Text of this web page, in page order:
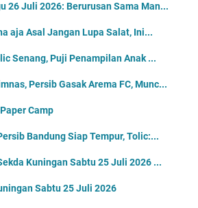
26 Juli 2026: Berurusan Sama Man...
aja Asal Jangan Lupa Salat, Ini...
Senang, Puji Penampilan Anak ...
Persib Gasak Arema FC, Munc...
Camp
Bandung Siap Tempur, Tolic:...
Kuningan Sabtu 25 Juli 2026 ...
Sabtu 25 Juli 2026